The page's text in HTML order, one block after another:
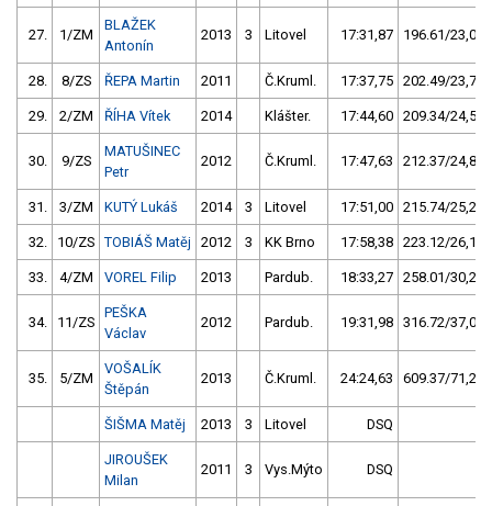
27. 1/ZM
BLAŽEK
Antonín
2013 3 Litovel 17:31,87 196.61/23,0
28. 8/ZS ŘEPA Martin 2011 Č.Kruml. 17:37,75 202.49/23,7
29. 2/ZM ŘÍHA Vítek 2014 Klášter. 17:44,60 209.34/24,5
30. 9/ZS
MATUŠINEC
Petr
2012 Č.Kruml. 17:47,63 212.37/24,8
31. 3/ZM KUTÝ Lukáš 2014 3 Litovel 17:51,00 215.74/25,2
32. 10/ZS TOBIÁŠ Matěj 2012 3 KK Brno 17:58,38 223.12/26,1
33. 4/ZM VOREL Filip 2013 Pardub. 18:33,27 258.01/30,2
34. 11/ZS
PEŠKA
Václav
2012 Pardub. 19:31,98 316.72/37,0
35. 5/ZM
VOŠALÍK
Štěpán
2013 Č.Kruml. 24:24,63 609.37/71,2
ŠIŠMA Matěj 2013 3 Litovel DSQ
JIROUŠEK
Milan
2011 3 Vys.Mýto DSQ